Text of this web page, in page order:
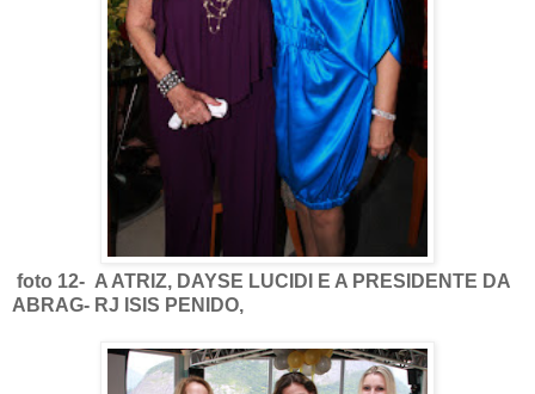
foto 12- A ATRIZ, DAYSE LUCIDI E A PRESIDENTE DA
ABRAG- RJ ISIS PENIDO,